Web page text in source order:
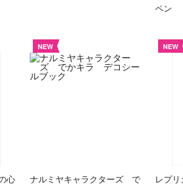
ペン
心
NEW
ナルミヤキャラクターズ で
NEW
レプ